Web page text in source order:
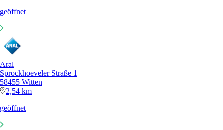
geöffnet
Aral
Sprockhoeveler Straße 1
58455 Witten
2,54 km
geöffnet